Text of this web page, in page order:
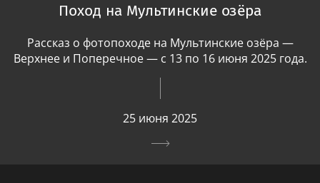
Поход на Мультинские озёра
Рассказ о фотопоходе на Мультинские озёра —
Верхнее и Поперечное — с 13 по 16 июня 2025 года.
25 июня 2025